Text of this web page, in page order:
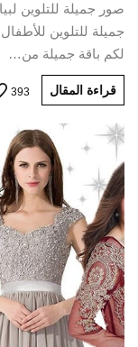
صور جميلة للتلوين
جميلة للتلوين
لكم باقة جميلة من…
قراءة المقال 393